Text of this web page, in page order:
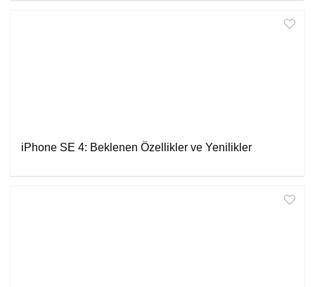
iPhone SE 4: Beklenen Özellikler ve Yenilikler